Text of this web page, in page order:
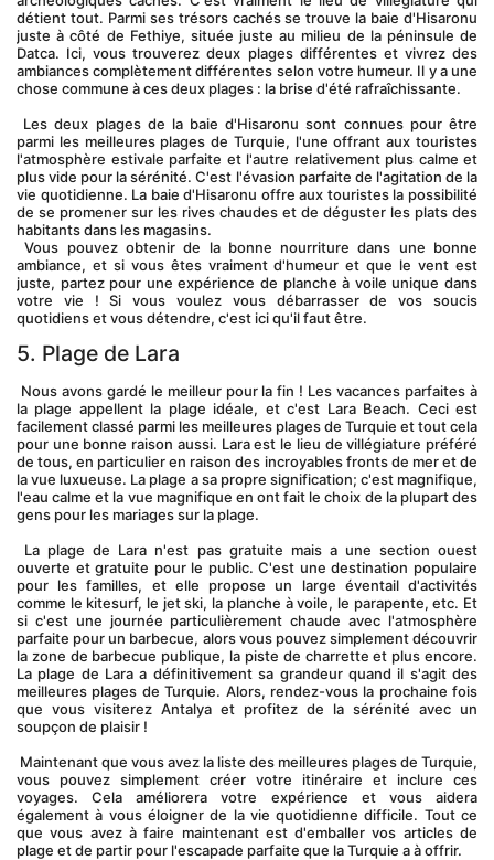
détient tout. Parmi ses trésors cachés se trouve la baie d'Hisaronu
juste à côté de Fethiye, située juste au milieu de la péninsule de
Datca. Ici, vous trouverez deux plages différentes et vivrez des
ambiances complètement différentes selon votre humeur. Il y a une
chose commune à ces deux plages : la brise d'été rafraîchissante.
parmi les meilleures plages de Turquie, l'une offrant aux touristes
l'atmosphère estivale parfaite et l'autre relativement plus calme et
plus vide pour la sérénité. C'est l'évasion parfaite de l'agitation de la
vie quotidienne. La baie d'Hisaronu offre aux touristes la possibilité
de se promener sur les rives chaudes et de déguster les plats des
habitants dans les magasins.
Vous pouvez obtenir de la bonne nourriture dans une bonne
ambiance, et si vous êtes vraiment d'humeur et que le vent est
juste, partez pour une expérience de planche à voile unique dans
votre vie ! Si vous voulez vous débarrasser de vos soucis
quotidiens et vous détendre, c'est ici qu'il faut être.
5. Plage de Lara
la plage appellent la plage idéale, et c'est Lara Beach. Ceci est
facilement classé parmi les meilleures plages de Turquie et tout cela
pour une bonne raison aussi. Lara est le lieu de villégiature préféré
de tous, en particulier en raison des incroyables fronts de mer et de
la vue luxueuse. La plage a sa propre signification; c'est magnifique,
l'eau calme et la vue magnifique en ont fait le choix de la plupart des
gens pour les mariages sur la plage.
ouverte et gratuite pour le public. C'est une destination populaire
pour les familles, et elle propose un large éventail d'activités
comme le kitesurf, le jet ski, la planche à voile, le parapente, etc. Et
si c'est une journée particulièrement chaude avec l'atmosphère
parfaite pour un barbecue, alors vous pouvez simplement découvrir
la zone de barbecue publique, la piste de charrette et plus encore.
La plage de Lara a définitivement sa grandeur quand il s'agit des
meilleures plages de Turquie. Alors, rendez-vous la prochaine fois
que vous visiterez Antalya et profitez de la sérénité avec un
soupçon de plaisir !
vous pouvez simplement créer votre itinéraire et inclure ces
voyages. Cela améliorera votre expérience et vous aidera
également à vous éloigner de la vie quotidienne difficile. Tout ce
que vous avez à faire maintenant est d'emballer vos articles de
plage et de partir pour l'escapade parfaite que la Turquie a à offrir.